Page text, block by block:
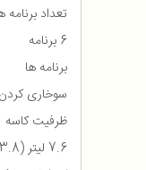
تعداد برنامه
6 برنامه
برنامه ها
سوخاری
ظرفیت کاسه
7.6 لیتر (3.8 لیتر + 3.8 لیتر)